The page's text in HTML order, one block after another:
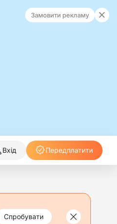
Замовити рекламу
Вхід Передплатити
Спробувати